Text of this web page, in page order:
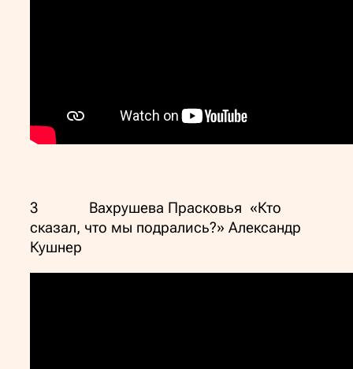
3 Вахрушева Прасковья «Кто
сказал, что мы подрались?» Александр
Кушнер